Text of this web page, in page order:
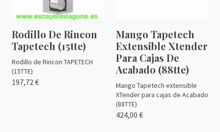
Rodillo De Rincon
Tapetech (15tte)
Rodillo de Rincon TAPETECH
(15TTE)
197,72 €
Mango Tapetech
Extensible Xtender
Para Cajas De
Acabado (88tte)
Mango Tapetech extensible
XTender para cajas de Acabado
(88TTE)
424,00 €